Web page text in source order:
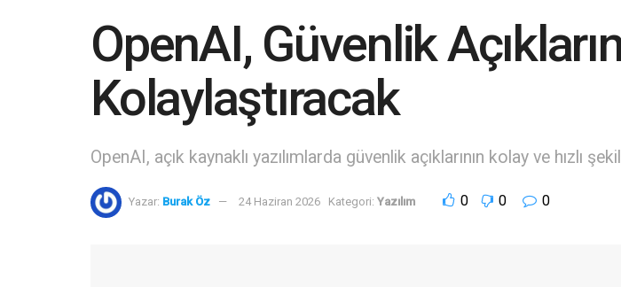
OpenAI, Güvenlik
Kolaylaştıracak
OpenAI, açık kaynaklı yazılımlarda güvenlik açıklarının kolay ve hızlı
Yazar: Burak Öz 24 Haziran 2026 Kategori: Yazılım 0 0 0